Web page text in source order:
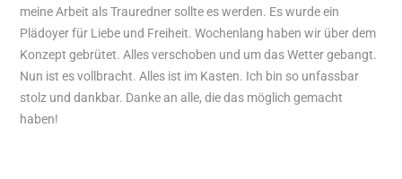
meine Arbeit als Trauredner sollte es werden. Es wurde ein
Plädoyer für Liebe und Freiheit. Wochenlang haben wir über dem
Konzept gebrütet. Alles verschoben und um das Wetter gebangt.
Nun ist es vollbracht. Alles ist im Kasten. Ich bin so unfassbar
stolz und dankbar. Danke an alle, die das möglich gemacht
haben!